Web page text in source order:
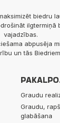
biedru
ilgtermiņā
vajadzības.
abpusēja
un tās
Graudu
Graudu,
glabāšana